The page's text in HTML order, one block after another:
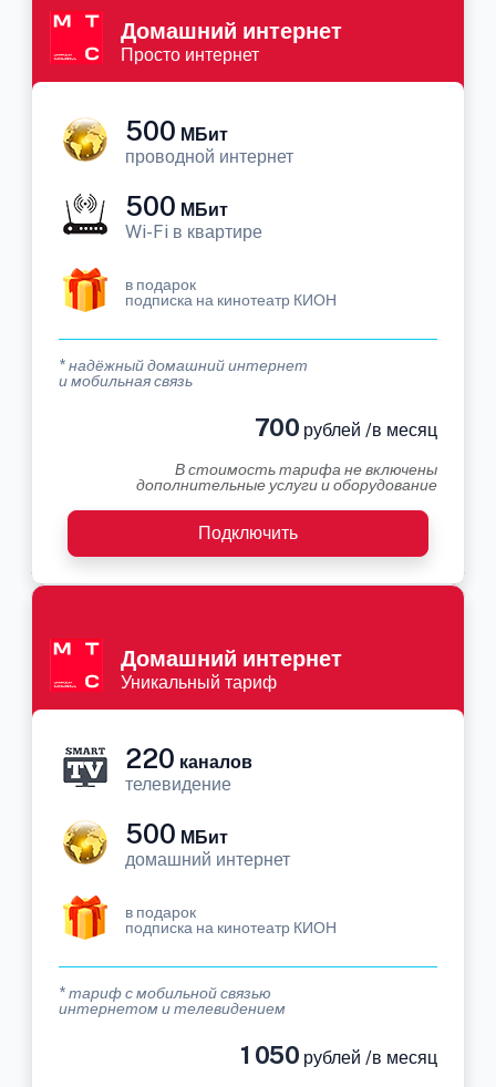
Домашний интернет
Просто интернет
500 МБит
проводной интернет
500 МБит
Wi-Fi в квартире
в подарок
подписка на кинотеатр КИОН
* надёжный домашний интернет
и мобильная связь
700 рублей /в месяц
В стоимость тарифа не включены
дополнительные услуги и оборудование
Подключить
Домашний интернет
Уникальный тариф
220 каналов
телевидение
500 МБит
домашний интернет
в подарок
подписка на кинотеатр КИОН
* тариф с мобильной связью
интернетом и телевидением
1 050 рублей /в месяц